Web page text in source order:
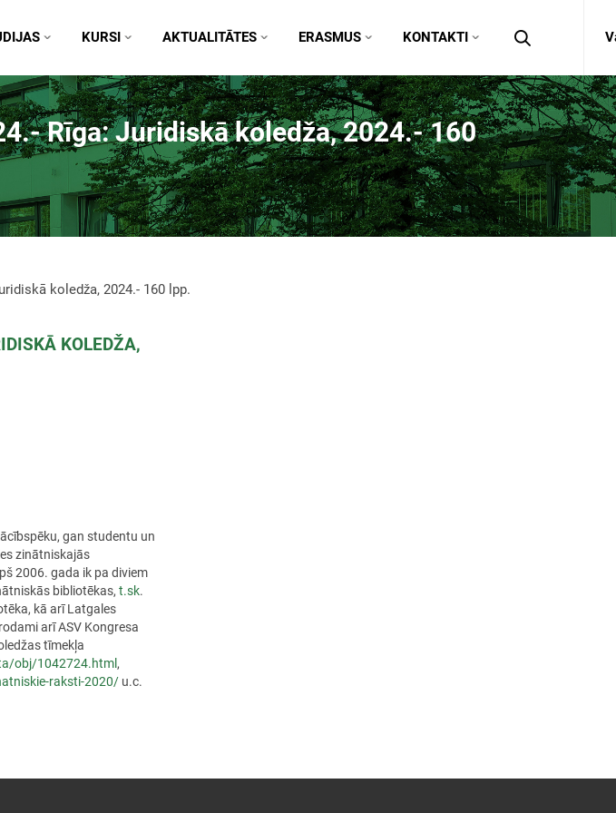
KURSI AKTUALITĀTES ERASMUS KONTAKTI
Rīga: Juridiskā koledža, 2024.- 160
koledža, 2024.- 160 lpp.
KOLEDŽA,
gan studentu un
zinātniskajās
2006. gada ik pa diviem
bibliotēkas, t.sk.
kā arī Latgales
arī ASV Kongresa
tīmekļa
obj/1042724.html,
raksti-2020/ u.c.